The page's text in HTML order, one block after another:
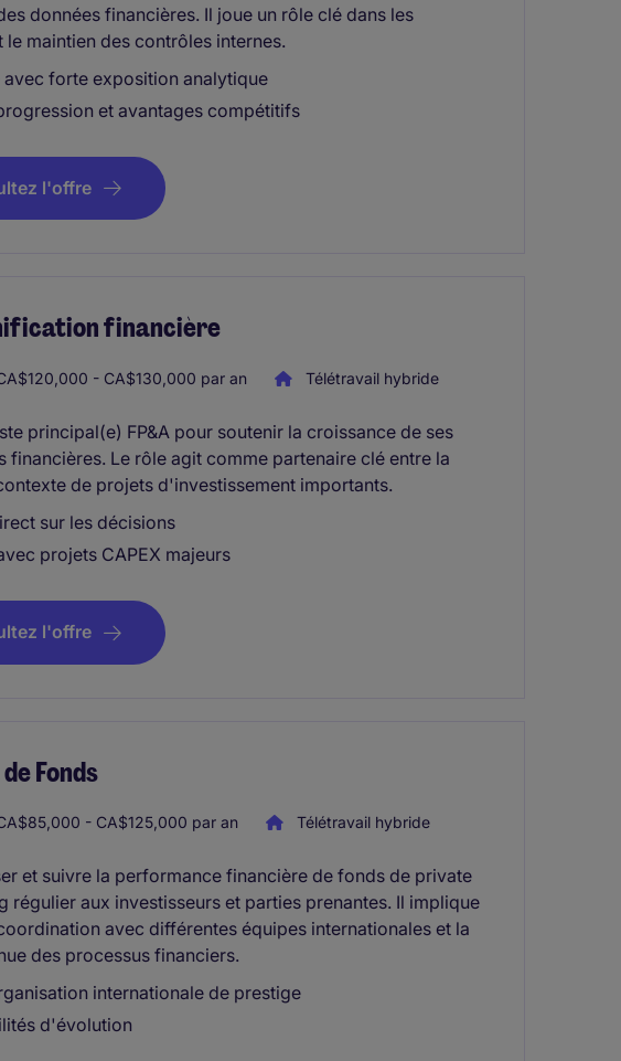
données financières. Il joue un rôle clé dans les
maintien des contrôles internes.
forte exposition analytique
et avantages compétitifs
l'offre
financière
- CA$130,000 par an Télétravail hybride
principal(e) FP&A pour soutenir la croissance de ses
Le rôle agit comme partenaire clé entre la
de projets d'investissement importants.
sur les décisions
projets CAPEX majeurs
l'offre
Fonds
- CA$125,000 par an Télétravail hybride
et suivre la performance financière de fonds de private
régulier aux investisseurs et parties prenantes. Il implique
avec différentes équipes internationales et la
des processus financiers.
internationale de prestige
d'évolution